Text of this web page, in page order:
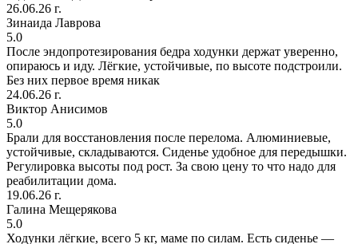
26.06.26 г.
Зинаида Лаврова
5.0
После эндопротезирования бедра ходунки держат уверенно,
опираюсь и иду. Лёгкие, устойчивые, по высоте подстроили.
Без них первое время никак
24.06.26 г.
Виктор Анисимов
5.0
Брали для восстановления после перелома. Алюминиевые,
устойчивые, складываются. Сиденье удобное для передышки.
Регулировка высоты под рост. За свою цену то что надо для
реабилитации дома.
19.06.26 г.
Галина Мещерякова
5.0
Ходунки лёгкие, всего 5 кг, маме по силам. Есть сиденье —